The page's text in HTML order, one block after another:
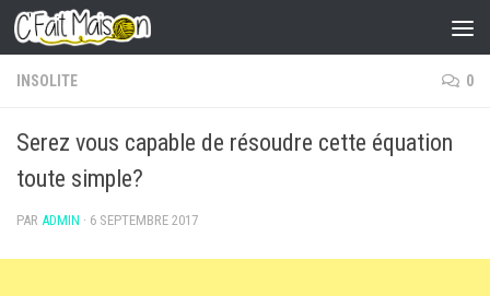
Skip to content
INSOLITE 0
Serez vous capable de résoudre cette équation
toute simple?
PAR ADMIN · 6 SEPTEMBRE 2017